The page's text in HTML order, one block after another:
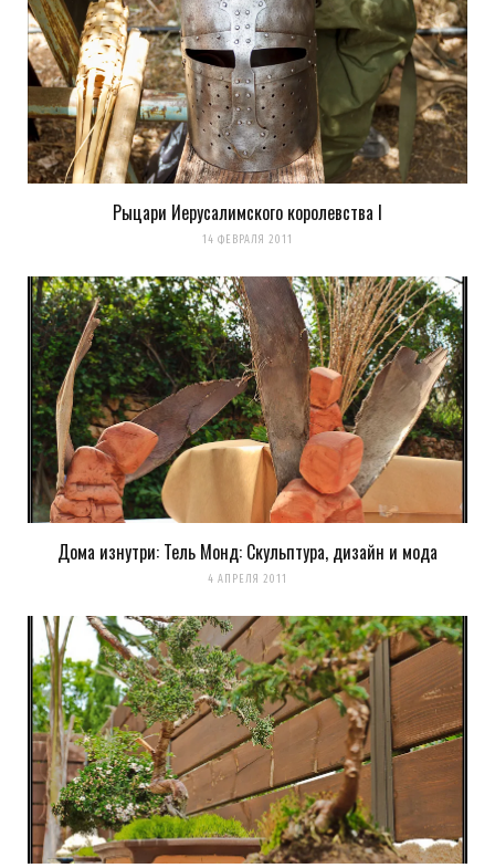
Рыцари Иерусалимского королевства I
14 ФЕВРАЛЯ 2011
Дома изнутри: Тель Монд: Скульптура, дизайн и мода
4 АПРЕЛЯ 2011